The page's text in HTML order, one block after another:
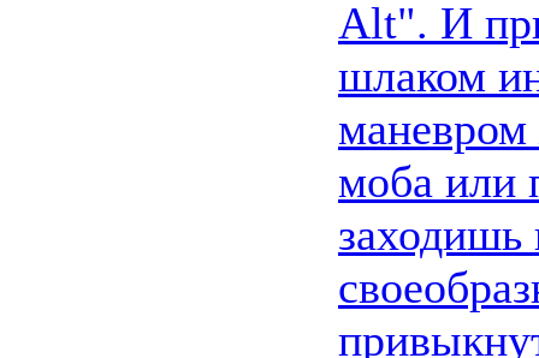
Alt". И
шлаком
моба или
заходишь